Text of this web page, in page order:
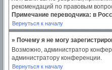
рекомендаций по правовым
Примечание переводчика: в
Вернуться к началу
» Почему я не могу
Возможно, администратор
администратору конференции.
Вернуться к началу